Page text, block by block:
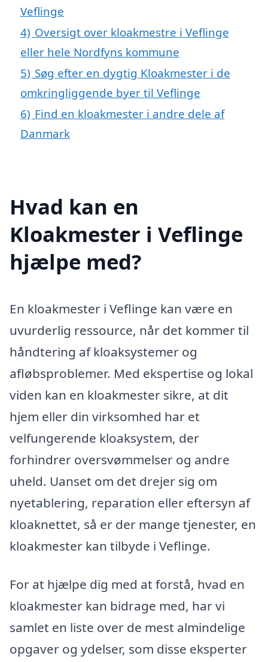
Veflinge
4) Oversigt over kloakmestre i Veflinge
eller hele Nordfyns kommune
5) Søg efter en dygtig Kloakmester i de
omkringliggende byer til Veflinge
6) Find en kloakmester i andre dele af
Danmark
Hvad kan en
Kloakmester i Veflinge
hjælpe med?
En kloakmester i Veflinge kan være en
uvurderlig ressource, når det kommer til
håndtering af kloaksystemer og
afløbsproblemer. Med ekspertise og lokal
viden kan en kloakmester sikre, at dit
hjem eller din virksomhed har et
velfungerende kloaksystem, der
forhindrer oversvømmelser og andre
uheld. Uanset om det drejer sig om
nyetablering, reparation eller eftersyn af
kloaknettet, så er der mange tjenester, en
kloakmester kan tilbyde i Veflinge.
For at hjælpe dig med at forstå, hvad en
kloakmester kan bidrage med, har vi
samlet en liste over de mest almindelige
opgaver og ydelser, som disse eksperter